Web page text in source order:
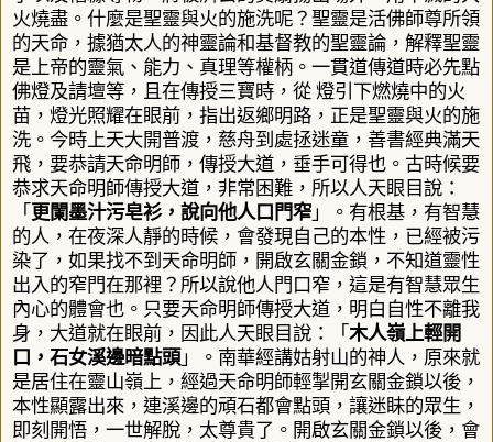
火燒盡。什麼是聖靈與火的施洗呢？聖靈是活佛師尊所領
的天命，據猶太人的神靈論和基督教的聖靈論，解釋聖靈
是上帝的靈氣、能力、真理等權柄。一貫道傳道時必先點
佛燈及請壇等，且在傳授三寶時，從 燈引下燃燒中的火
苗，燈光照耀在眼前，指出返鄉明路，正是聖靈與火的施
洗。 今時上天大開普渡，慈舟到處拯迷童，善書經典滿天
飛，要恭請天命明師，傳授大道，垂手可得也。古時候要
恭求天命明師傳授大道，非常困難，所以人天眼目說：
「 更闌墨汁污皂衫，說向他人口門窄 」。有根基，有智慧
的人，在夜深人靜的時候，會發現自己的本性，已經被污
染了，如果找不到天命明師，開啟玄關金鎖，不知道靈性
出入的窄門在那裡？所以說他人門口窄，這是有智慧眾生
內心的體會也。只要天命明師傳授大道，明白自性不離我
身，大道就在眼前，因此人天眼目說：「 木人嶺上輕開
口，石女溪邊暗點頭 」。南華經講姑射山的神人，原來就
是居住在靈山嶺上，經過天命明師輕掣開玄關金鎖以後，
本性顯露出來，連溪邊的頑石都會點頭，讓迷眛的眾生，
即刻開悟，一世解脫，太尊貴了。開啟玄關金鎖以後，會